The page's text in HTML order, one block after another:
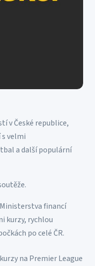
v České republice,
velmi
a další populární
financí
kurzy, rychlou
po celé ČR.
na Premier League